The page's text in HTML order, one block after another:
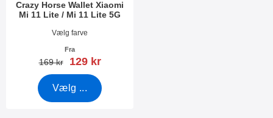
Crazy Horse Wallet Xiaomi
Mi 11 Lite / Mi 11 Lite 5G
Varenr 40687Vælg farve
Fra
pris
169 kr pris
129 kr
Vælg ...